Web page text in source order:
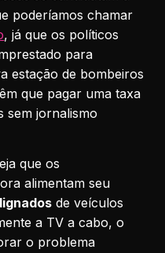
poderíamos chamar
, já que os políticos
para
estação de bombeiros
que pagar uma taxa
sem jornalismo
que os
alimentam seu
de veículos
a TV a cabo, o
o problema